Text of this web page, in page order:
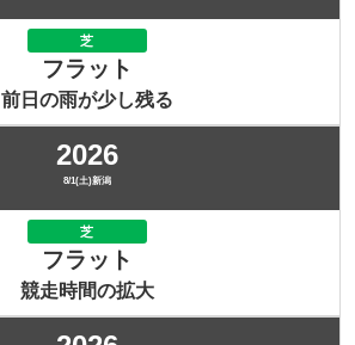
芝
フラット
前日の雨が少し残る
2026
8/1(土)新潟
芝
フラット
競走時間の拡大